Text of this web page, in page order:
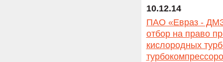
10.12.14
ПАО «Евраз - ДМЗ
отбор на право
кислородных